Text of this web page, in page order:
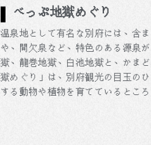
べっぷ地獄めぐり
温泉地として有名な別府には、含
や、間欠泉など、特色のある源泉
獄、龍巻地獄、白池地獄と、かま
獄めぐり」は、別府観光の目玉の
する動物や植物を育てているとこ